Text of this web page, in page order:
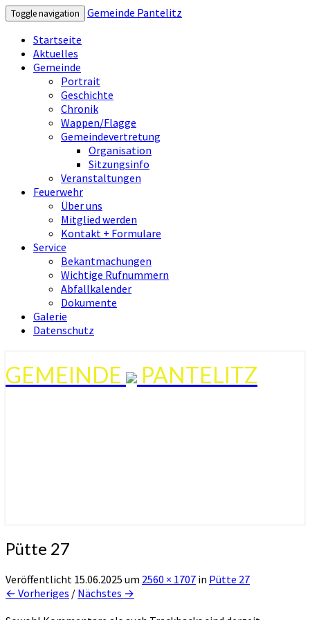
Toggle navigation
Gemeinde Pantelitz
Startseite
Aktuelles
Gemeinde
Portrait
Geschichte
Chronik
Wappen/Flagge
Gemeindevertretung
Organisation
Sitzungsinfo
Veranstaltungen
Feuerwehr
Über uns
Mitglied werden
Kontakt + Formulare
Service
Bekantmachungen
Wichtige Rufnummern
Abfallkalender
Dokumente
Galerie
Datenschutz
GEMEINDE PANTELITZ
Pütte 27
Veröffentlicht 15.06.2025 um 2560 × 1707 in Pütte 27
← Vorheriges / Nächstes →